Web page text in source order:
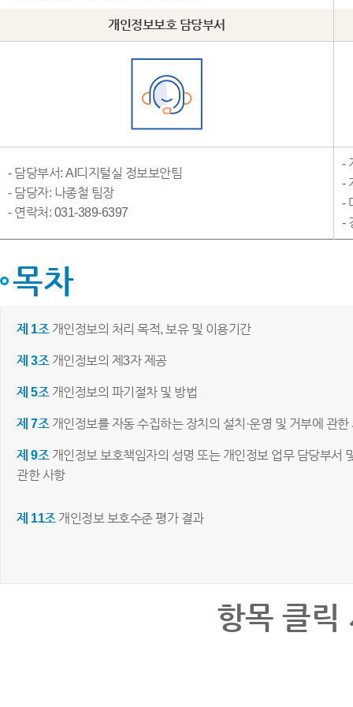
개인정보보호 담당부서
- 담당부서: AI디지털실 정보보안팀
- 담당자: 나종철 팀장
- 연락처: 031-389-6397
-
-
-
-
목차
제 1조 개인정보의 처리 목적, 보유 및 이용기간
제 3조 개인정보의 제3자 제공
제 5조 개인정보의 파기절차 및 방법
제 7조 개인정보를 자동 수집하는 장치의 설치·운영 및 거부에 관한
제 9조 개인정보 보호책임자의 성명 또는 개인정보 업무 담당부서
관한 사항
제 11조 개인정보 보호수준 평가 결과
항목 클릭